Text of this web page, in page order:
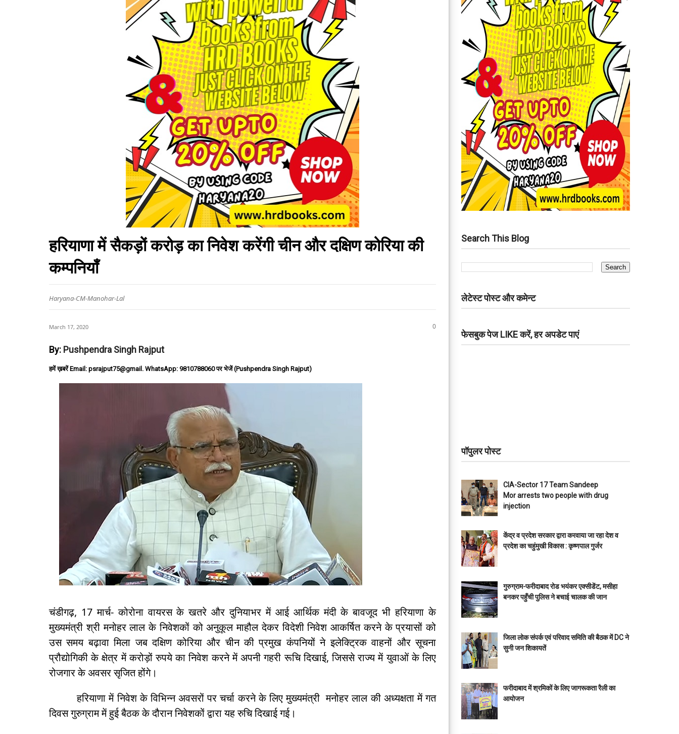
हरियाणा में सैकड़ों करोड़ का निवेश करेंगी चीन और दक्षिण कोरिया की
कम्पनियाँ
Haryana-CM-Manohar-Lal
March 17, 2020 0
By: Pushpendra Singh Rajput
हमें ख़बरें Email: psrajput75@gmail. WhatsApp: 9810788060 पर भेजें (Pushpendra Singh Rajput)
चंडीगढ़, 17 मार्च- कोरोना वायरस के खतरे और दुनियाभर में आई आर्थिक मंदी के बावजूद भी हरियाणा के
मुख्यमंत्री श्री मनोहर लाल के निवेशकों को अनुकूल माहौल देकर विदेशी निवेश आकर्षित करने के प्रयासों को
उस समय बढ़ावा मिला जब दक्षिण कोरिया और चीन की प्रमुख कंपनियों ने इलेक्ट्रिक वाहनों और सूचना
प्रौद्योगिकी के क्षेत्र में करोड़ों रुपये का निवेश करने में अपनी गहरी रूचि दिखाई, जिससे राज्य में युवाओं के लिए
रोजगार के अवसर सृजित होंगे।
हरियाणा में निवेश के विभिन्न अवसरों पर चर्चा करने के लिए मुख्यमंत्री मनोहर लाल की अध्यक्षता में गत
दिवस गुरुग्राम में हुई बैठक के दौरान निवेशकों द्वारा यह रुचि दिखाई गई।
Search This Blog
लेटेस्ट पोस्ट और कमेन्ट
फेसबुक पेज LIKE करें, हर अपडेट पाएं
पॉपुलर पोस्ट
CIA-Sector 17 Team Sandeep
Mor arrests two people with drug
injection
केंद्र व प्रदेश सरकार द्वारा करवाया जा रहा देश व
प्रदेश का चहुंमुखी विकास : कृष्णपाल गुर्जर
गुरुग्राम-फरीदाबाद रोड भयंकर एक्सीडेंट, मसीहा
बनकर पहुँची पुलिस ने बचाई चालक की जान
जिला लोक संपर्क एवं परिवाद समिति की बैठक में DC ने
सुनी जन शिकायतें
फरीदाबाद में श्रमिकों के लिए जागरूकता रैली का
आयोजन